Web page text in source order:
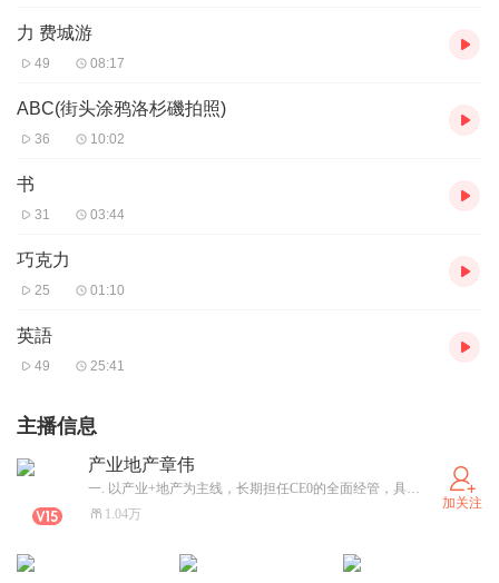
力 费城游
49 08:17
ABC(街头涂鸦洛杉磯拍照)
36 10:02
书
31 03:44
巧克力
25 01:10
英語
49 25:41
主播信息
产业地产章伟
一. 以产业+地产为主线，长期担任CE0的全面经管，具有主流行业投资人、老板、操盘手的主流行业／产业生态人脉圈。 二. 2010年入选中国地产名人堂，先后担任数家产业地产控股集团董事长兼总裁,任房协特聘评审专家等。 三. 个人或率团队具体合作方向：1.操盘传统基建住宅商业公司转型升级为产业+地产。2.助二次创业孵化加速产融十地产项目。3.任股东／董事会首席顾问。4.任领导型教练授课及咨询。5.案例:一产农業产業集群(三亚凤凰花海/国家水稻公园/等；二产产業新城(大厂/香河/太原/青海超百平方公里一二三级投融管退；三产(海南十一个重点园区之-海口复兴城互聯網产業園总經理+三亚新能源特色小镇等)
1.04万
加关注